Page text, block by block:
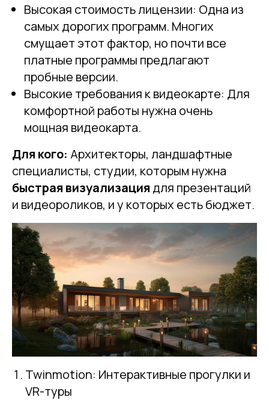
Высокая стоимость лицензии: Одна из
самых дорогих программ. Многих
смущает этот фактор, но почти все
платные программы предлагают
пробные версии.
Высокие требования к видеокарте: Для
комфортной работы нужна очень
мощная видеокарта.
Для кого: Архитекторы, ландшафтные
специалисты, студии, которым нужна
быстрая визуализация для презентаций
и видеороликов, и у которых есть бюджет.
Twinmotion: Интерактивные прогулки и
VR-туры